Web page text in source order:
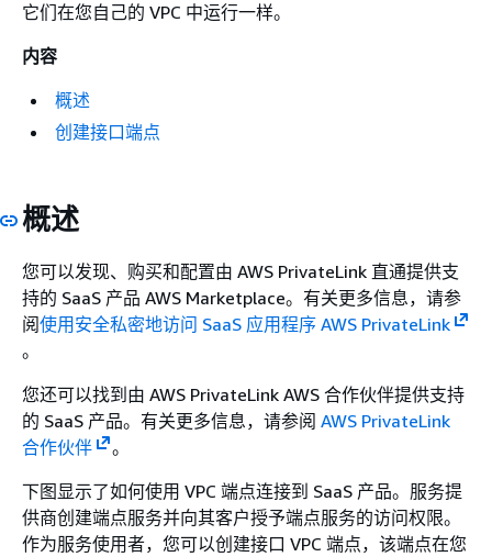
它们在您自己的 VPC 中运行一样。
内容
概述
创建接口端点
概述
您可以发现、购买和配置由 AWS PrivateLink 直通提供支
持的 SaaS 产品 AWS Marketplace。有关更多信息，请参
阅使用安全私密地访问 SaaS 应用程序 AWS PrivateLink
。
您还可以找到由 AWS PrivateLink AWS 合作伙伴提供支持
的 SaaS 产品。有关更多信息，请参阅 AWS PrivateLink
合作伙伴
。
下图显示了如何使用 VPC 端点连接到 SaaS 产品。服务提
供商创建端点服务并向其客户授予端点服务的访问权限。
作为服务使用者，您可以创建接口 VPC 端点，该端点在您